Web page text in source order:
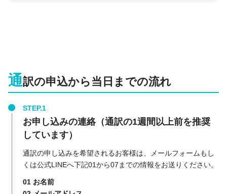
通訳の申込から当日までの流れ
お申し込みの連絡（通訳の1週間以上前を推奨
しています）
通訳の申し込みを希望されるお客様は、メールフォームもし
くは公式LINEへ下記01から07までの情報をお送りください。
01 お名前